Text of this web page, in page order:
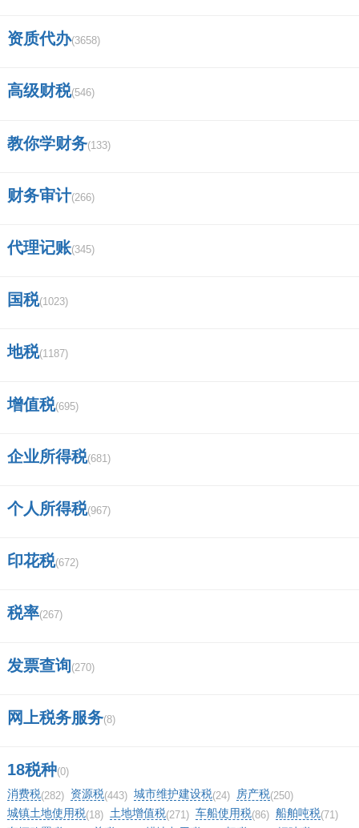
国家商标查询官方网站
车厘子J代表啥意思？
希悦酒店是哪个集团？
密神20典藏卡多大尺寸？
费用？
内注册商标一样吗？
商标转让过程如何查询进度？
工商局网站怎么查询个人？
么回事？
资质代办(3658)
高级财税(546)
教你学财务(133)
财务审计(266)
代理记账(345)
国税(1023)
地税(1187)
增值税(695)
企业所得税(681)
个人所得税(967)
印花税(672)
税率(267)
发票查询(270)
网上税务服务(8)
18税种(0)
消费税(282) 资源税(443) 城市维护建设税(24) 房产税(250)
城镇土地使用税(18) 土地增值税(271) 车船使用税(86) 船舶吨税(71)